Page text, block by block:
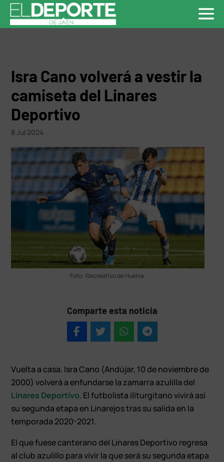
Isra Cano volverá a vestir la
camiseta del Linares
Deportivo
8 Jul 2024
Foto: Recreativo de Huelva.
Comparte esta noticia
Vuelta a casa. Isra Cano (Andújar, 10 de noviembre de
2000) volverá a enfundarse la zamarra azulilla del
Linares Deportivo. El futbolista iliturgitano vivirá así
su segunda etapa en Linarejos tras su salida en la
temporada 2020-2021.
El que fuese canterano del Linares Deportivo regresa
al club azulillo para vivir la que será su segunda etapa